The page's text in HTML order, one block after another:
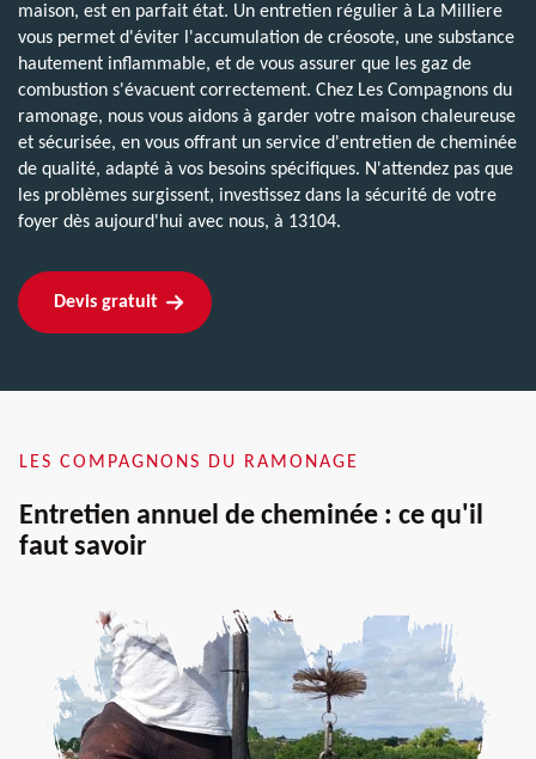
maison, est en parfait état. Un entretien régulier à La Milliere
vous permet d'éviter l'accumulation de créosote, une substance
hautement inflammable, et de vous assurer que les gaz de
combustion s'évacuent correctement. Chez Les Compagnons du
ramonage, nous vous aidons à garder votre maison chaleureuse
et sécurisée, en vous offrant un service d'entretien de cheminée
de qualité, adapté à vos besoins spécifiques. N'attendez pas que
les problèmes surgissent, investissez dans la sécurité de votre
foyer dès aujourd'hui avec nous, à 13104.
Devis gratuit
LES COMPAGNONS DU RAMONAGE
Entretien annuel de cheminée : ce qu'il
faut savoir